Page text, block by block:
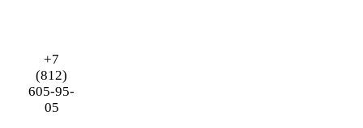
+7
(812)
605-95-
05